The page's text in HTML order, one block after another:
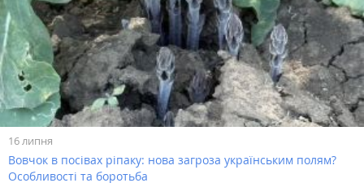
16 липня
Вовчок в посівах ріпаку: нова загроза українським полям?
Особливості та боротьба